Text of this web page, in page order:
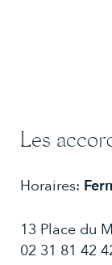
Les
Horaires:
Mardi:
Mercredi:
13 Place du
02 31 81 42